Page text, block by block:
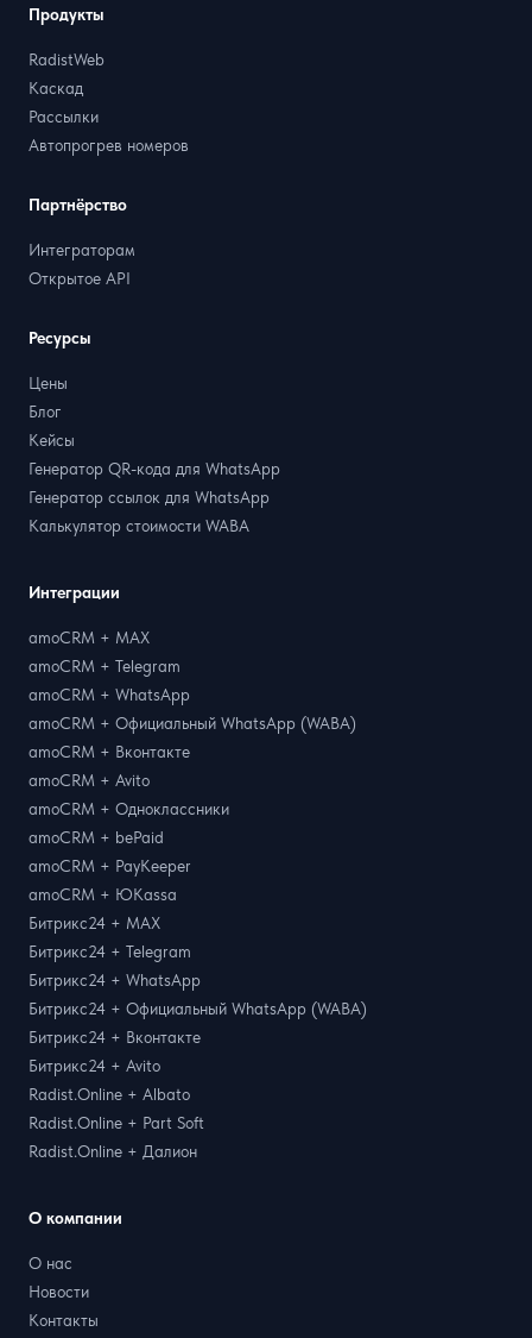
Интеграции
amoCRM + MAX
amoCRM + Telegram
amoCRM + WhatsApp
amoCRM + Официальный WhatsApp (WABA)
amoCRM + Вконтакте
amoCRM + Avito
amoCRM + Одноклассники
amoCRM + bePaid
amoCRM + PayKeeper
amoCRM + ЮKassa
Битрикс24 + MAX
Битрикс24 + Telegram
Битрикс24 + WhatsApp
Битрикс24 + Официальный WhatsApp (WABA)
Битрикс24 + Вконтакте
Битрикс24 + Avito
Radist.Online + Albato
Radist.Online + Part Soft
Radist.Online + Далион
Продукты
RadistWeb
Каскад
Рассылки
Автопрогрев номеров
Партнёрство
Интеграторам
Открытое API
Ресурсы
Цены
Блог
Кейсы
Генератор QR-кода для WhatsApp
Генератор ссылок для WhatsApp
Калькулятор стоимости WABA
О компании
О нас
Новости
Контакты